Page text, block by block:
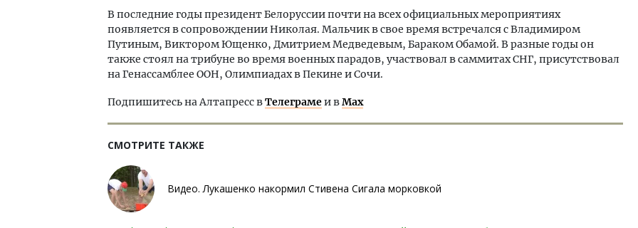
В последние годы президент Белоруссии почти на всех официальных мероприятиях
появляется в сопровождении Николая. Мальчик в свое время встречался с Владимиром
Путиным, Виктором Ющенко, Дмитрием Медведевым, Бараком Обамой. В разные годы он
также стоял на трибуне во время военных парадов, участвовал в саммитах СНГ, присутствовал
на Генассамблее ООН, Олимпиадах в Пекине и Сочи.
Подпишитесь на Алтапресс вТелеграмеи вMax
СМОТРИТЕ ТАКЖЕ
Видео. Лукашенко накормил Стивена Сигала морковкой